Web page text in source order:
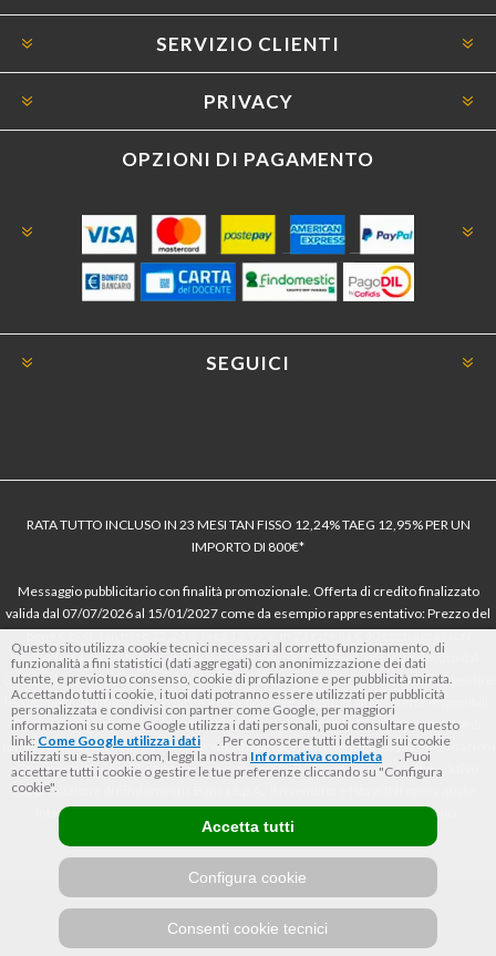
SERVIZIO CLIENTI
PRIVACY
OPZIONI DI PAGAMENTO
SEGUICI
RATA TUTTO INCLUSO IN 23 MESI TAN FISSO 12,24% TAEG 12,95% PER UN
IMPORTO DI 800€*
Messaggio pubblicitario con finalità promozionale. Offerta di credito finalizzato
valida dal 07/07/2026 al 15/01/2027 come da esempio rappresentativo: Prezzo del
dell’offerta azzerati. Importo totale del credito € 800. Importo totale dovuto dal
Consumatore € 920. Decorrenza media della prima rata a 90 giorni. Al fine di gestire
le tue spese in modo responsabile e di conoscere eventuali altre offerte disponibili,
Findomestic ti ricorda, prima di sottoscrivere il contratto, di prendere visione di
tutte le condizioni economiche e contrattuali, facendo riferimento alle Informazioni
Europee di Base sul Credito ai Consumatori (IEBCC) nel percorso online. Salvo
approvazione di Findomestic Banca S.p.A.. Il rivenditore (StayON) opera quale
intermediario del credito per Findomestic Banca S.p.A., non in esclusiva.
Questo sito utilizza cookie tecnici necessari al corretto funzionamento, di
funzionalità a fini statistici (dati aggregati) con anonimizzazione dei dati
utente, e previo tuo consenso, cookie di profilazione e per pubblicità mirata.
Accettando tutti i cookie, i tuoi dati potranno essere utilizzati per pubblicità
personalizzata e condivisi con partner come Google, per maggiori
informazioni su come Google utilizza i dati personali, puoi consultare questo
link: Come Google utilizza i dati
. Per conoscere tutti i dettagli sui cookie
utilizzati su e-stayon.com, leggi la nostra Informativa completa
. Puoi
accettare tutti i cookie o gestire le tue preferenze cliccando su "Configura
cookie".
Consenti cookie tecnici
Configura cookie
Accetta tutti